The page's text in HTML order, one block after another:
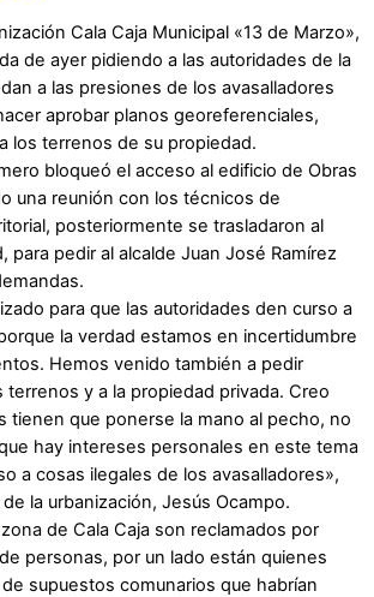
Cala Caja Municipal «13 de Marzo»,
de ayer pidiendo a las autoridades de la
a las presiones de los avasalladores
aprobar planos georeferenciales,
los terrenos de su propiedad.
bloqueó el acceso al edificio de Obras
una reunión con los técnicos de
posteriormente se trasladaron al
para pedir al alcalde Juan José Ramírez
para que las autoridades den curso a
la verdad estamos en incertidumbre
Hemos venido también a pedir
y a la propiedad privada. Creo
tienen que ponerse la mano al pecho, no
hay intereses personales en este tema
a cosas ilegales de los avasalladores»,
la urbanización, Jesús Ocampo.
de Cala Caja son reclamados por
personas, por un lado están quienes
supuestos comunarios que habrían